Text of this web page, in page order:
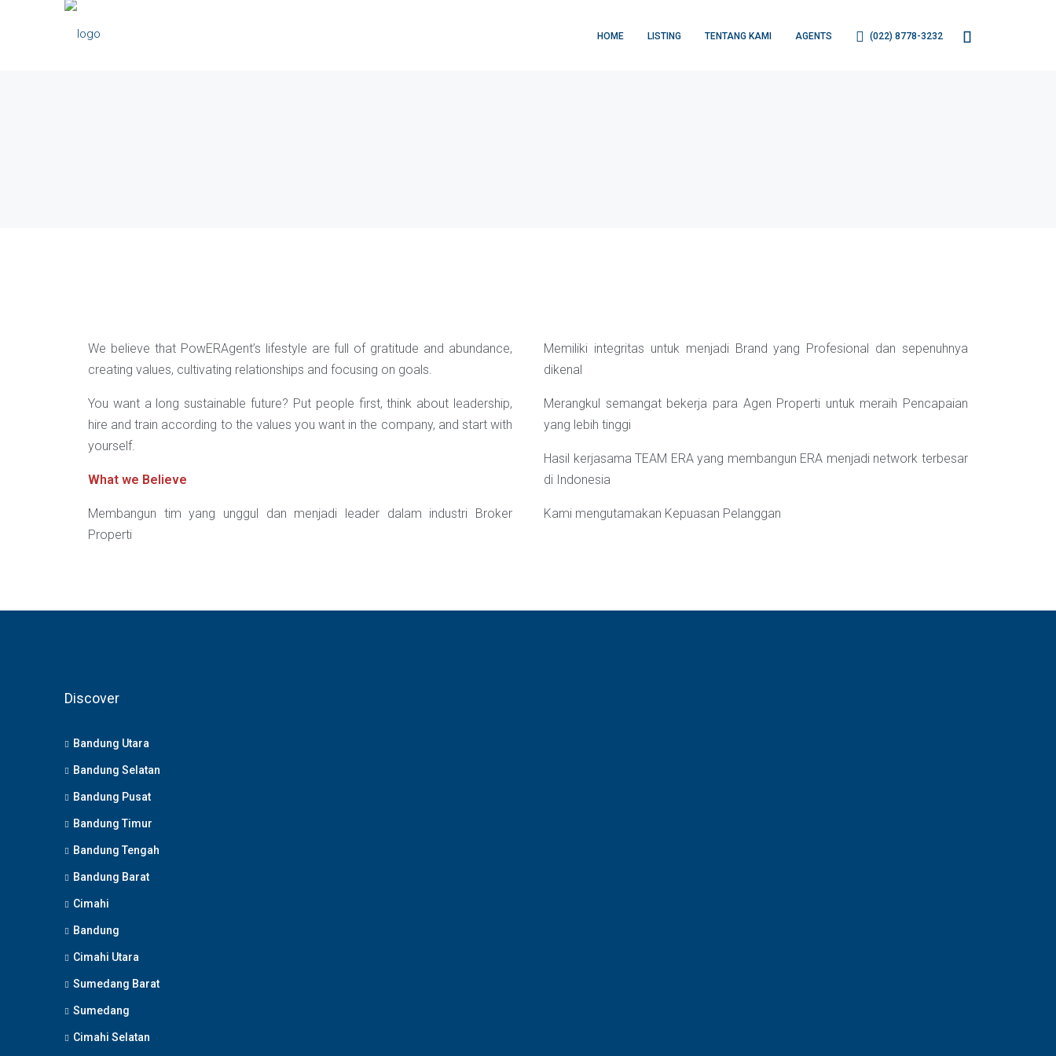
HOME LISTING TENTANG KAMI AGENTS (022) 8778-3232
We believe that PowERAgent’s lifestyle are full of gratitude and abundance,
creating values, cultivating relationships and focusing on goals.
You want a long sustainable future? Put people first, think about leadership,
hire and train according to the values you want in the company, and start with
yourself.
What we Believe
Membangun tim yang unggul dan menjadi leader dalam industri Broker
Properti
Memiliki integritas untuk menjadi Brand yang Profesional dan sepenuhnya
dikenal
Merangkul semangat bekerja para Agen Properti untuk meraih Pencapaian
yang lebih tinggi
Hasil kerjasama TEAM ERA yang membangun ERA menjadi network terbesar
di Indonesia
Kami mengutamakan Kepuasan Pelanggan
Discover
Bandung Utara
Bandung Selatan
Bandung Pusat
Bandung Timur
Bandung Tengah
Bandung Barat
Cimahi
Bandung
Cimahi Utara
Sumedang Barat
Sumedang
Cimahi Selatan